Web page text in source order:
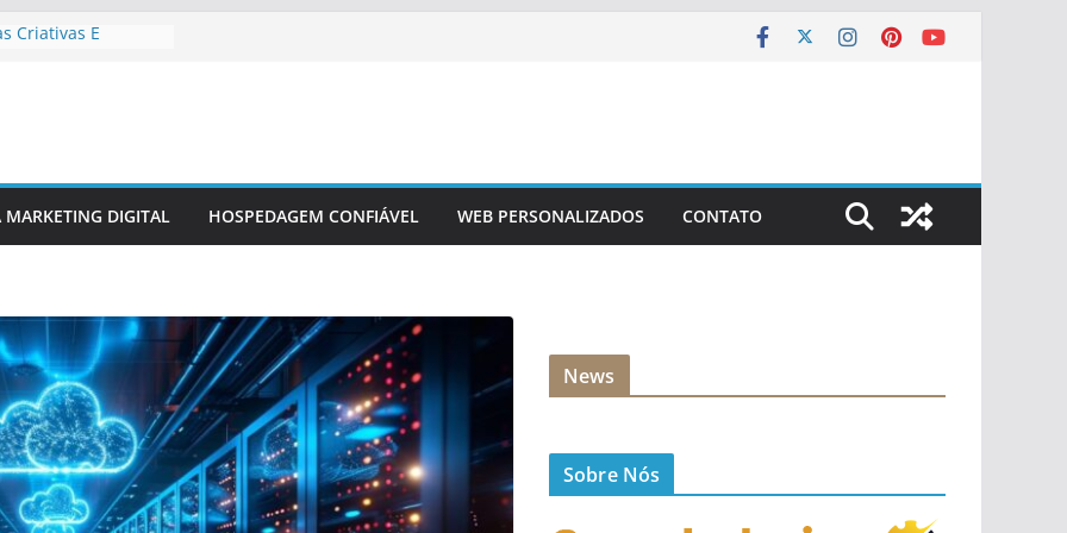
Criativas E
Em Design
Em Sites
Sociais Em
MARKETING DIGITAL HOSPEDAGEM CONFIÁVEL WEB PERSONALIZADOS CONTATO
News
Sobre Nós